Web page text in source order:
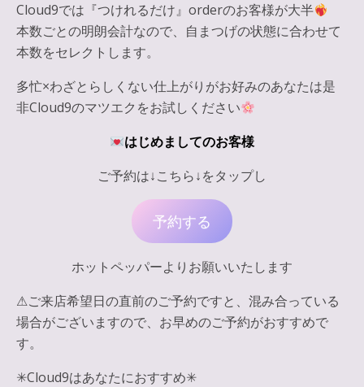
Cloud9では『つけれるだけ』orderのお客様が大半
本数ごとの明朗会計なので、自まつげの状態に合わせて
本数をセレクトします。
多忙×わざとらしくない仕上がりがお好みのあなたは是
非Cloud9のマツエクをお試しください
はじめましてのお客様
ご予約は↓こちら↓をタップし
予約する
ホットペッパーよりお願いいたします
⚠︎ご来店希望日の直前のご予約ですと、混み合っている
場合がございますので、お早めのご予約がおすすめで
す。
✳︎Cloud9はあなたにおすすめ✳︎